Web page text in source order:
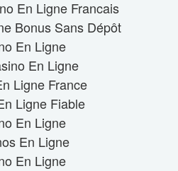
En Ligne Francais
Bonus Sans Dépôt
En Ligne
En Ligne
Ligne France
Ligne Fiable
En Ligne
En Ligne
En Ligne